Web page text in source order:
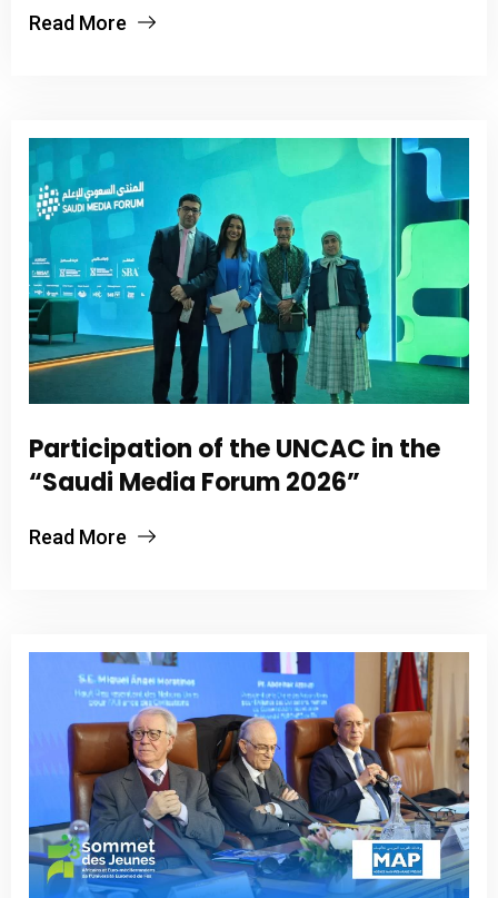
Read More
Participation of the UNCAC in the
“Saudi Media Forum 2026”
Read More